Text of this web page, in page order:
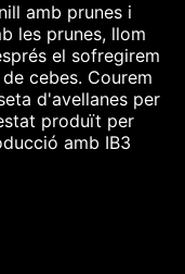
amb prunes i
les prunes, llom
el sofregirem
cebes. Courem
d'avellanes per
produït per
amb IB3